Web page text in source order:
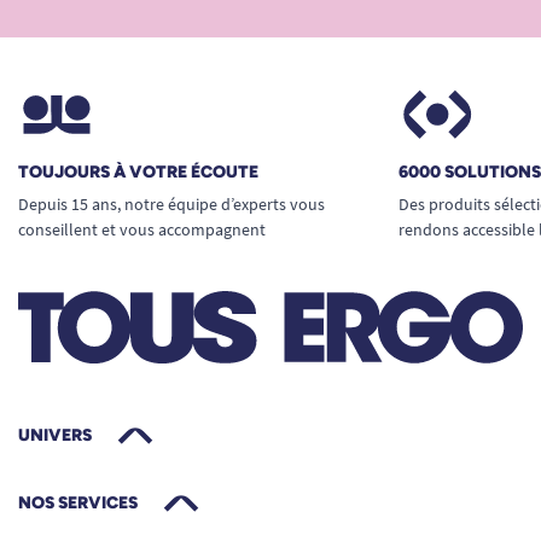
La doublure imperméable, discrète et souple,
assure la sérénité à chaque repas : aucun
pas de sensation de moiteur désagréable.
Pratique à la maison comme en
Se lave facilement en machine à 60°C,
permettant une hygiène parfaite même en
cas de tache persistante (sauce, soupe,
Séchage rapide et conservation de la
Adapté à tous types de repas : liquides,
TOUJOURS À VOTRE ÉCOUTE
Depuis 15 ans, notre équipe d’experts vous
conseillent et vous accompagnent
6000
Des produits
rendons
UNIVERS
NOS SERVICES